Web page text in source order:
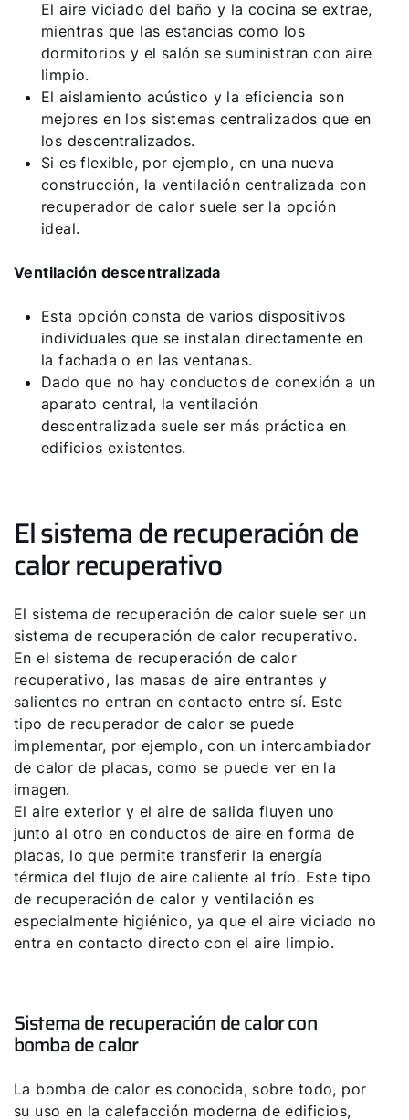
El aire viciado del baño y la cocina se extrae,
mientras que las estancias como los
dormitorios y el salón se suministran con aire
limpio.
El aislamiento acústico y la eficiencia son
mejores en los sistemas centralizados que en
los descentralizados.
Si es flexible, por ejemplo, en una nueva
construcción, la ventilación centralizada con
recuperador de calor suele ser la opción
ideal.
Ventilación descentralizada
Esta opción consta de varios dispositivos
individuales que se instalan directamente en
la fachada o en las ventanas.
Dado que no hay conductos de conexión a un
aparato central, la ventilación
descentralizada suele ser más práctica en
edificios existentes.
El sistema de recuperación de
calor recuperativo
El sistema de recuperación de calor suele ser un
sistema de recuperación de calor recuperativo.
En el sistema de recuperación de calor
recuperativo, las masas de aire entrantes y
salientes no entran en contacto entre sí. Este
tipo de recuperador de calor se puede
implementar, por ejemplo, con un intercambiador
de calor de placas, como se puede ver en la
imagen.
El aire exterior y el aire de salida fluyen uno
junto al otro en conductos de aire en forma de
placas, lo que permite transferir la energía
térmica del flujo de aire caliente al frío. Este tipo
de recuperación de calor y ventilación es
especialmente higiénico, ya que el aire viciado no
entra en contacto directo con el aire limpio.
Sistema de recuperación de calor con
bomba de calor
La bomba de calor es conocida, sobre todo, por
su uso en la calefacción moderna de edificios,
Carrera profesional
Sustentabilidad